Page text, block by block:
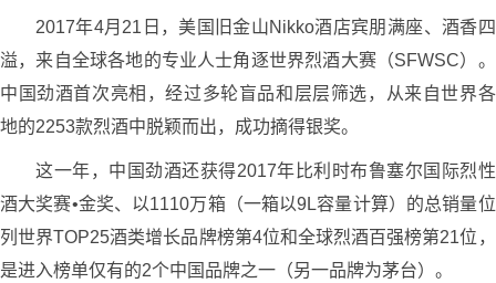
2017年4月21日，美国旧金山Nikko酒店宾朋满座、酒香四
溢，来自全球各地的专业人士角逐世界烈酒大赛（SFWSC）。
中国劲酒首次亮相，经过多轮盲品和层层筛选，从来自世界各
地的2253款烈酒中脱颖而出，成功摘得银奖。
这一年，中国劲酒还获得2017年比利时布鲁塞尔国际烈性
酒大奖赛•金奖、以1110万箱（一箱以9L容量计算）的总销量位
列世界TOP25酒类增长品牌榜第4位和全球烈酒百强榜第21位，
是进入榜单仅有的2个中国品牌之一（另一品牌为茅台）。